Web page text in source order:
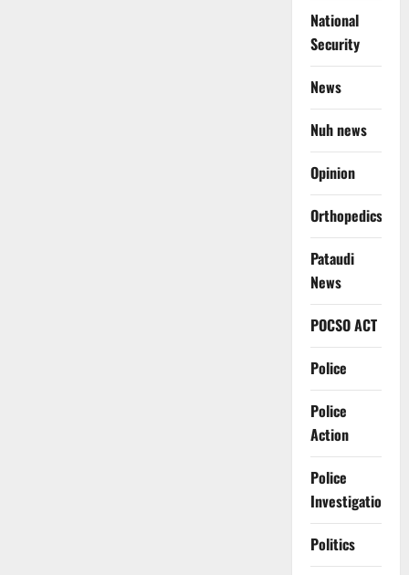
National
Security
News
Nuh news
Opinion
Orthopedics
Pataudi
News
POCSO ACT
Police
Police
Action
Police
Investigation
Politics